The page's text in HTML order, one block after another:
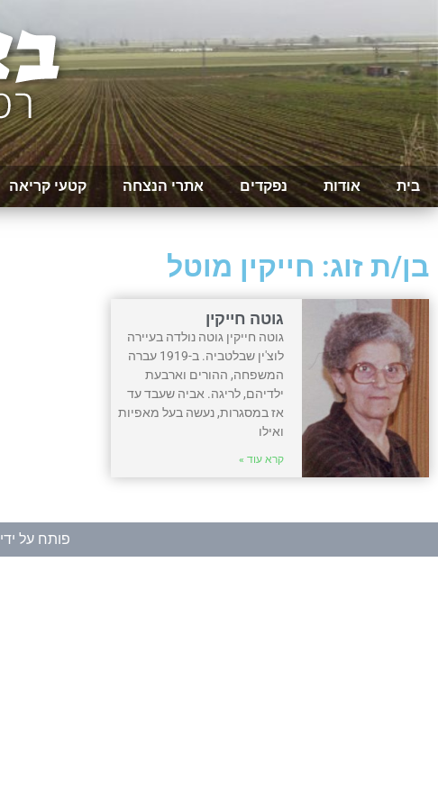
בית אודות נפקדים אתרי הנצחה קטעי קריאה
בן/ת זוג: חייקין מוטל
גוטה חייקין
גוטה חייקין גוטה נולדה בעיירה
לוצ'ין שבלטביה. ב-1919 עברה
המשפחה, ההורים וארבעת
ילדיהם, לריגה. אביה שעבד עד
אז במסגרות, נעשה בעל מאפיות
ואילו
קרא עוד »
פותח על ידי